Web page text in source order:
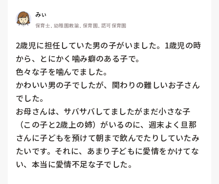
みぃ
保育士, 幼稚園教諭, 保育園, 認可保育園
2歳児に担任していた男の子がいました。1歳児の時
から、とにかく噛み癖のある子で。
色々な子を噛んでました。
かわいい男の子でしたが、関わりの難しいお子さん
でした。
お母さんは、サバサバしてましたがまだ小さな子
（この子と2歳上の姉）がいるのに、週末よく旦那
さんに子どもを預けて朝まで飲んでたりしていたみ
たいです。それに、あまり子どもに愛情をかけてな
い、本当に愛情不足な子でした。